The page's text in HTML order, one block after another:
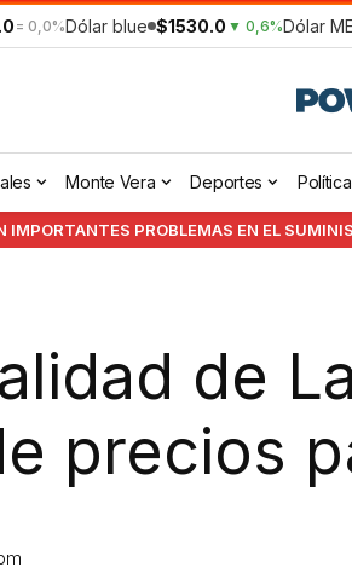
= 0,0%Dólar blue $1530.0 ▼ 0,6%Dólar
Monte Vera Deportes Política
IMPORTANTES PROBLEMAS EN EL
de
precios